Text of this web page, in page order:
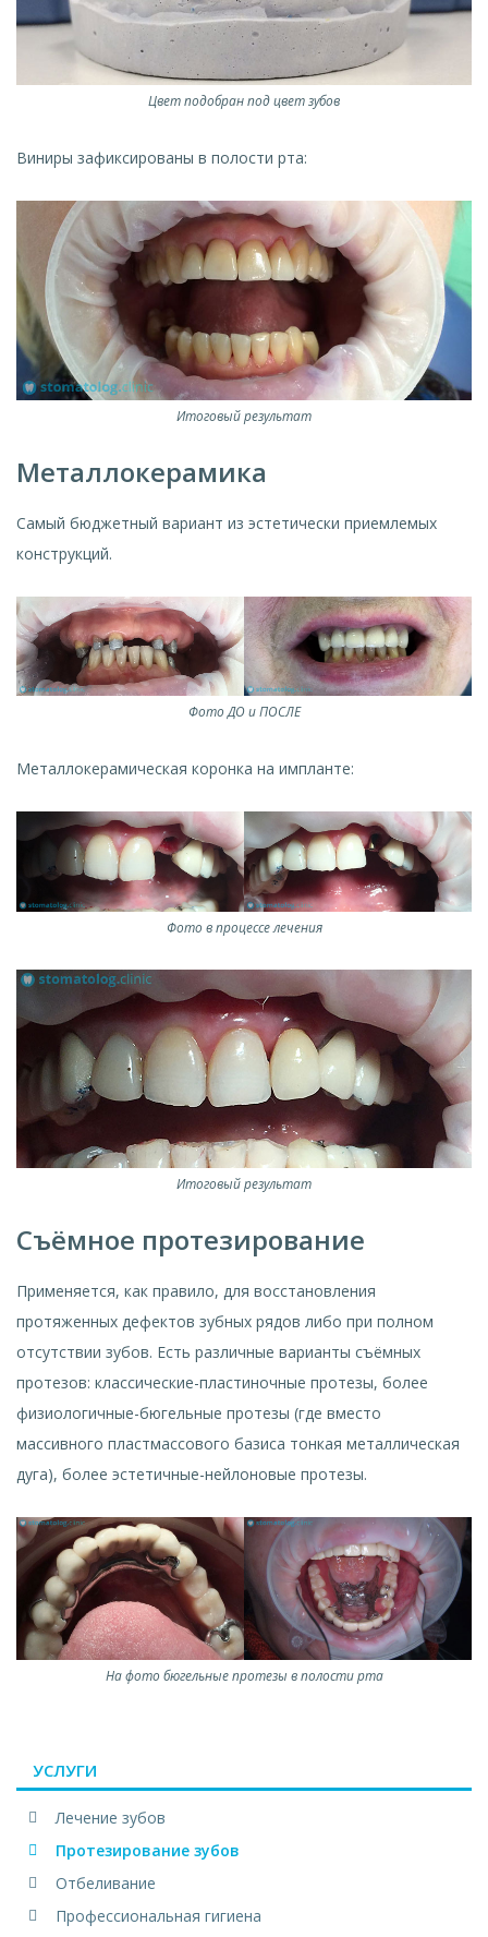
Цвет подобран под цвет зубов
Виниры зафиксированы в полости рта:
Итоговый результат
Металлокерамика
Самый бюджетный вариант из эстетически приемлемых
конструкций.
Фото ДО и ПОСЛЕ
Металлокерамическая коронка на импланте:
Фото в процессе лечения
Итоговый результат
Съёмное протезирование
Применяется, как правило, для восстановления
протяженных дефектов зубных рядов либо при полном
отсутствии зубов. Есть различные варианты съёмных
протезов: классические-пластиночные протезы, более
физиологичные-бюгельные протезы (где вместо
массивного пластмассового базиса тонкая металлическая
дуга), более эстетичные-нейлоновые протезы.
На фото бюгельные протезы в полости рта
УСЛУГИ
Лечение зубов
Протезирование зубов
Отбеливание
Профессиональная гигиена